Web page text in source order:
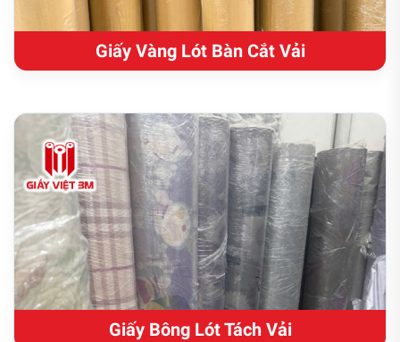
Giấy Vàng Lót Bàn Cắt Vải
Giấy Bông Lót Tách Vải